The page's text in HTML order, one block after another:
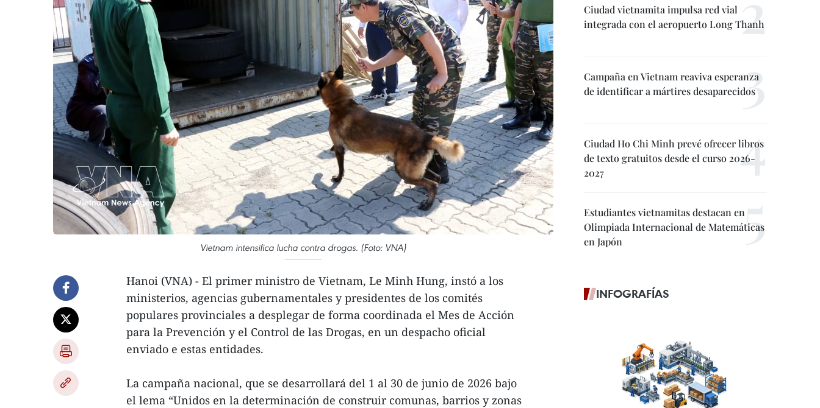
Vietnam intensifica lucha contra drogas. (Foto: VNA)
Hanoi (VNA) - El primer ministro de Vietnam, Le Minh Hung, instó a los
ministerios, agencias gubernamentales y presidentes de los comités
populares provinciales a desplegar de forma coordinada el Mes de Acción
para la Prevención y el Control de las Drogas, en un despacho oficial
enviado e estas entidades.
La campaña nacional, que se desarrollará del 1 al 30 de junio de 2026 bajo
el lema “Unidos en la determinación de construir comunas, barrios y zonas
Ciudad vietnamita impulsa red vial
integrada con el aeropuerto Long Thanh
Campaña en Vietnam reaviva esperanza
de identificar a mártires desaparecidos
Ciudad Ho Chi Minh prevé ofrecer libros
de texto gratuitos desde el curso 2026-
2027
Estudiantes vietnamitas destacan en
Olimpiada Internacional de Matemáticas
en Japón
INFOGRAFÍAS